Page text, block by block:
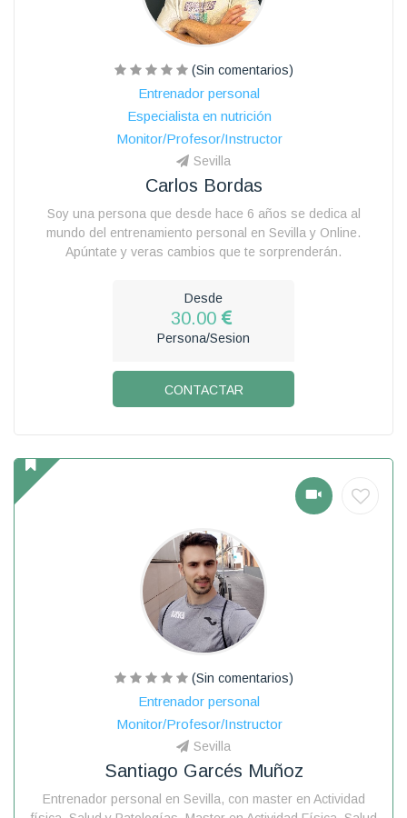
(Sin comentarios)
Entrenador personal
Especialista en nutrición
Monitor/Profesor/Instructor
Sevilla
Carlos Bordas
Soy una persona que desde hace 6 años se dedica al
mundo del entrenamiento personal en Sevilla y Online.
Apúntate y veras cambios que te sorprenderán.
Desde
30.00
Persona/Sesion
CONTACTAR
(Sin comentarios)
Entrenador personal
Monitor/Profesor/Instructor
Sevilla
Santiago Garcés Muñoz
Entrenador personal en Sevilla, con master en Actividad